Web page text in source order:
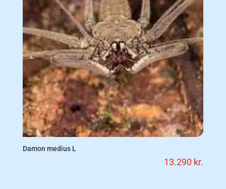
Damon medius L
13.290 kr.